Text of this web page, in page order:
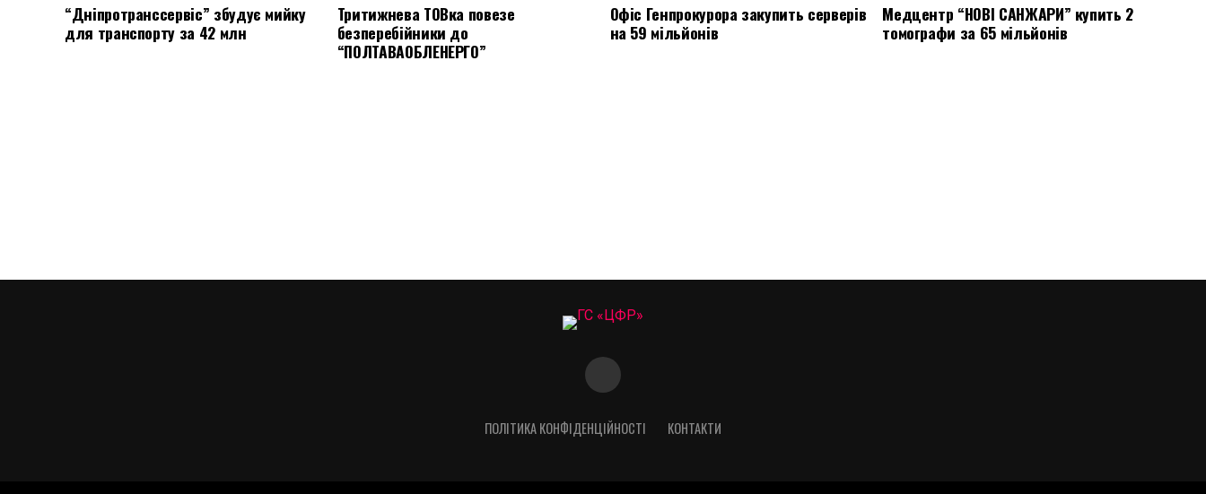
“Дніпротранссервіс” збудує мийку
для транспорту за 42 млн
Тритижнева ТОВка повезе
безперебійники до
“ПОЛТАВАОБЛЕНЕРГО”
Офіс Генпрокурора закупить серверів
на 59 мільйонів
Медцентр “НОВІ САНЖАРИ” купить 2
томографи за 65 мільйонів
ПОЛІТИКА КОНФІДЕНЦІЙНОСТІ КОНТАКТИ